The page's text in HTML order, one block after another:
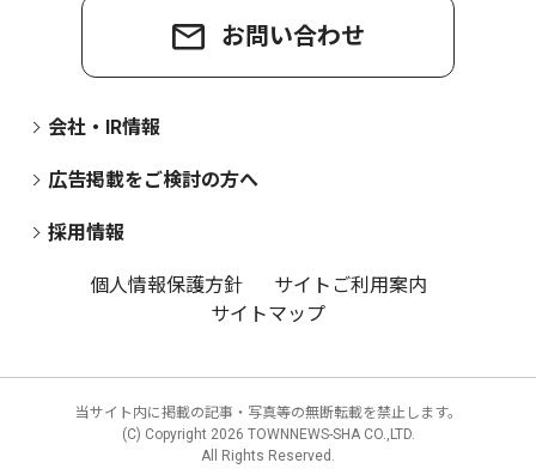
お問い合わせ
会社・IR情報
広告掲載をご検討の方へ
採用情報
個人情報保護方針
サイトご利用案内
サイトマップ
当サイト内に掲載の記事・写真等の無断転載を禁止します。
(C) Copyright 2026 TOWNNEWS-SHA CO.,LTD.
All Rights Reserved.